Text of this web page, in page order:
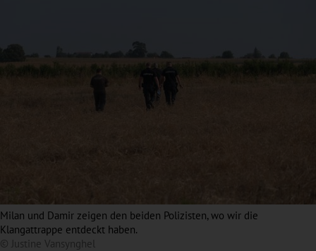
Milan und Damir zeigen den beiden Polizisten, wo wir die
Klangattrappe entdeckt haben.
© Justine Vansynghel